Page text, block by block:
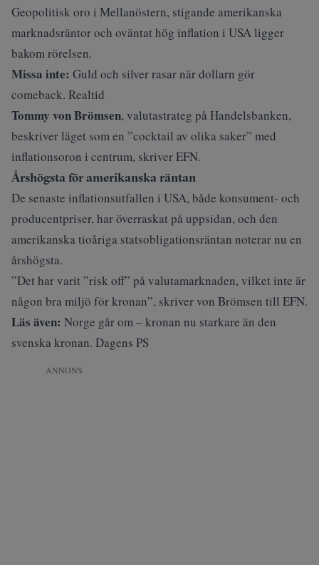
Geopolitisk oro i Mellanöstern, stigande amerikanska
marknadsräntor och oväntat hög inflation i USA ligger
bakom rörelsen.
Missa inte: Guld och silver rasar när dollarn gör
comeback. Realtid
Tommy von Brömsen, valutastrateg på Handelsbanken,
beskriver läget som en ”cocktail av olika saker” med
inflationsoron i centrum, skriverEFN.
Årshögsta för amerikanska räntan
De senaste inflationsutfallen i USA, både konsument- och
producentpriser, har överraskat på uppsidan, och den
amerikanska tioåriga statsobligationsräntan noterar nu en
årshögsta.
”Det har varit ”risk off” på valutamarknaden, vilket inte är
någon bra miljö för kronan”, skriver von Brömsen till EFN.
Läs även: Norge går om – kronan nu starkare än den
svenska kronan. Dagens PS
ANNONS